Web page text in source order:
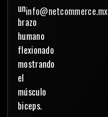
info@netcommerce.mx